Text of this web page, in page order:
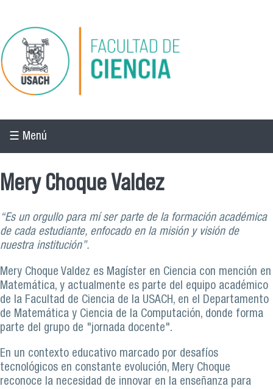
Pasar al contenido principal
☰ Menú
Mery Choque Valdez
“Es un orgullo para mí ser parte de la formación académica
de cada estudiante, enfocado en la misión y visión de
nuestra institución”.
Mery Choque Valdez es Magíster en Ciencia con mención en
Matemática, y actualmente es parte del equipo académico
de la Facultad de Ciencia de la USACH, en el Departamento
de Matemática y Ciencia de la Computación, donde forma
parte del grupo de "jornada docente".
En un contexto educativo marcado por desafíos
tecnológicos en constante evolución, Mery Choque
reconoce la necesidad de innovar en la enseñanza para